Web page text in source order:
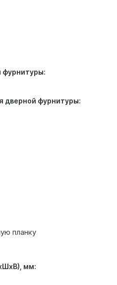
фурнитуры:
дверной фурнитуры:
планку
мм: